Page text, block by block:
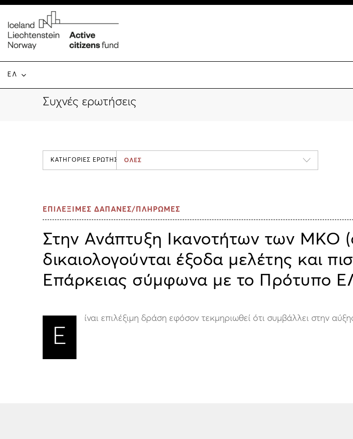
ΕΛ
Συχνές ερωτήσεις
ΚΑΤΗΓΟΡΙΕΣ ΕΡΩΤΗΣΕΩΝΟΛΕΣ
ΕΠΙΛΕΞΙΜΕΣ ΔΑΠΑΝΕΣ/ΠΛΗΡΩΜΕΣ
Στην Ανάπτυξη Ικανοτήτων των ΜΚΟ
δικαιολογούνται έξοδα μελέτης και
Επάρκειας σύμφωνα με το Πρότυπο
Ε
ίναι επιλέξιμη δράση εφόσον τεκμηριωθεί ότι συμβάλλει στην